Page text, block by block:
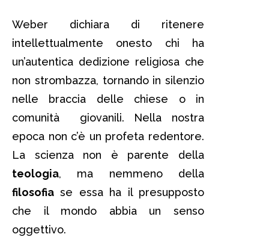
Weber dichiara di ritenere
intellettualmente onesto chi ha
un’autentica dedizione religiosa che
non strombazza, tornando in silenzio
nelle braccia delle chiese o in
comunità giovanili. Nella nostra
epoca non c’è un profeta redentore.
La scienza non è parente della
teologia, ma nemmeno della
filosofia se essa ha il presupposto
che il mondo abbia un senso
oggettivo.